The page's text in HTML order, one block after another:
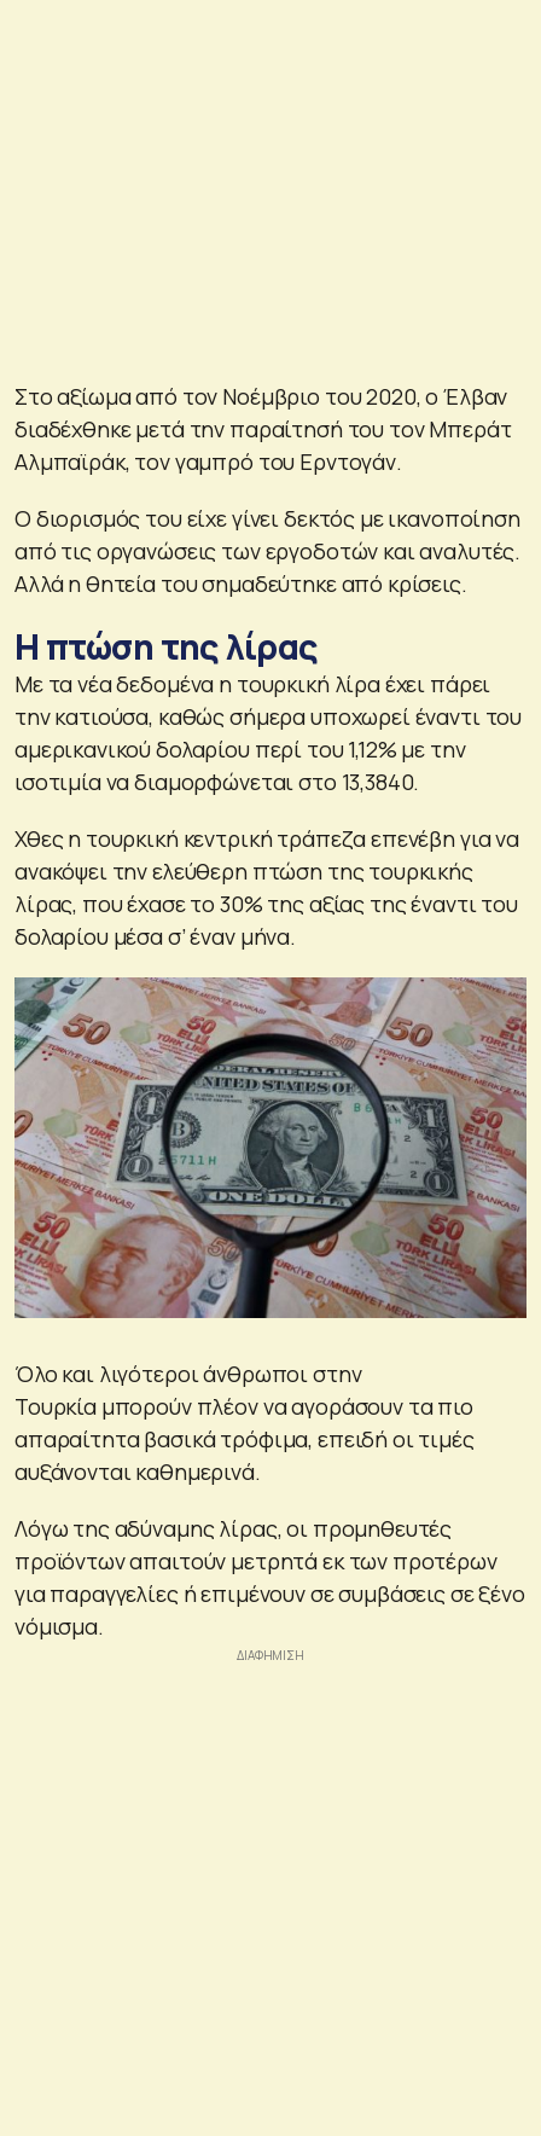
Στο αξίωμα από τον Νοέμβριο του 2020, ο Έλβαν
διαδέχθηκε μετά την παραίτησή του τον Μπεράτ
Αλμπαϊράκ, τον γαμπρό του Ερντογάν.
Ο διορισμός του είχε γίνει δεκτός με ικανοποίηση
από τις οργανώσεις των εργοδοτών και αναλυτές.
Αλλά η θητεία του σημαδεύτηκε από κρίσεις.
Η πτώση της λίρας
Με τα νέα δεδομένα η τουρκική λίρα έχει πάρει
την κατιούσα, καθώς σήμερα υποχωρεί έναντι του
αμερικανικού δολαρίου περί του 1,12% με την
ισοτιμία να διαμορφώνεται στο 13,3840.
Χθες η τουρκική κεντρική τράπεζα επενέβη για να
ανακόψει την ελεύθερη πτώση της τουρκικής
λίρας, που έχασε το 30% της αξίας της έναντι του
δολαρίου μέσα σ’ έναν μήνα.
Όλο και λιγότεροι άνθρωποι στην
Τουρκία μπορούν πλέον να αγοράσουν τα πιο
απαραίτητα βασικά τρόφιμα, επειδή οι τιμές
αυξάνονται καθημερινά.
Λόγω της αδύναμης λίρας, οι προμηθευτές
προϊόντων απαιτούν μετρητά εκ των προτέρων
για παραγγελίες ή επιμένουν σε συμβάσεις σε ξένο
νόμισμα.